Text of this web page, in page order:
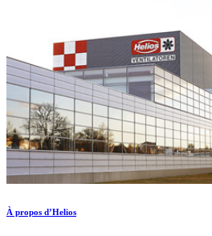
À propos d’Helios